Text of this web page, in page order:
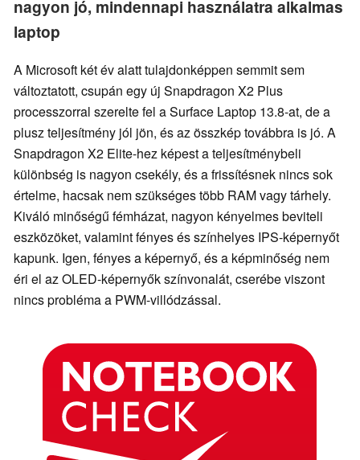
nagyon jó, mindennapi használatra alkalmas
laptop
A Microsoft két év alatt tulajdonképpen semmit sem
változtatott, csupán egy új Snapdragon X2 Plus
processzorral szerelte fel a Surface Laptop 13.8-at, de a
plusz teljesítmény jól jön, és az összkép továbbra is jó. A
Snapdragon X2 Elite-hez képest a teljesítménybeli
különbség is nagyon csekély, és a frissítésnek nincs sok
értelme, hacsak nem szükséges több RAM vagy tárhely.
Kiváló minőségű fémházat, nagyon kényelmes beviteli
eszközöket, valamint fényes és színhelyes IPS-képernyőt
kapunk. Igen, fényes a képernyő, és a képminőség nem
éri el az OLED-képernyők színvonalát, cserébe viszont
nincs probléma a PWM-villódzással.